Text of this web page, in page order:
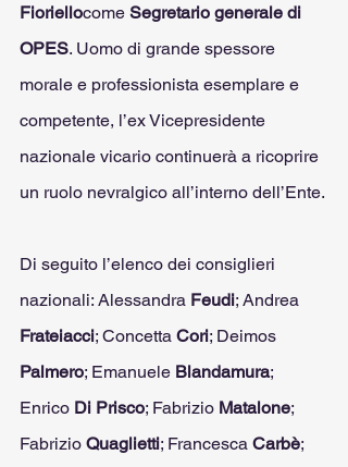
Fioriellocome Segretario generale di
OPES. Uomo di grande spessore
morale e professionista esemplare e
competente, l’ex Vicepresidente
nazionale vicario continuerà a ricoprire
un ruolo nevralgico all’interno dell’Ente.
Di seguito l’elenco dei consiglieri
nazionali: Alessandra Feudi; Andrea
Frateiacci; Concetta Cori; Deimos
Palmero; Emanuele Blandamura;
Enrico Di Prisco; Fabrizio Matalone;
Fabrizio Quaglietti; Francesca Carbè;